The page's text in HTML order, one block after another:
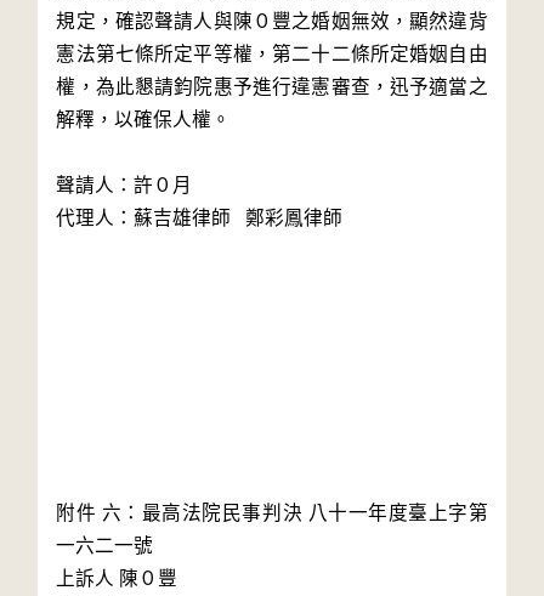
規定，確認聲請人與陳０豐之婚姻無效，顯然違背
憲法第七條所定平等權，第二十二條所定婚姻自由
權，為此懇請鈞院惠予進行違憲審查，迅予適當之
解釋，以確保人權。
聲請人：許０月
代理人：蘇吉雄律師   鄭彩鳳律師
附件 六：最高法院民事判決 八十一年度臺上字第
一六二一號
上訴人 陳０豐